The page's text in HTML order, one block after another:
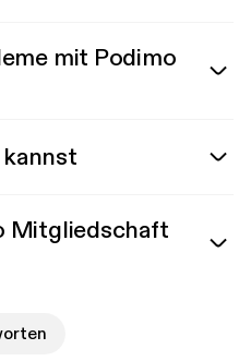
mit Podimo
Mitgliedschaft